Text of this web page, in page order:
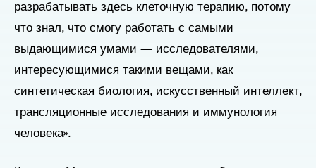
разрабатывать здесь клеточную терапию, потому
что знал, что смогу работать с самыми
выдающимися умами — исследователями,
интересующимися такими вещами, как
синтетическая биология, искусственный интеллект,
трансляционные исследования и иммунология
человека».